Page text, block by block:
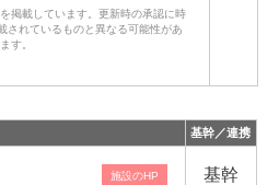
掲載しています。 更新時の承認に時
されているものと異なる可能性があ
す。
基幹／連携
基幹